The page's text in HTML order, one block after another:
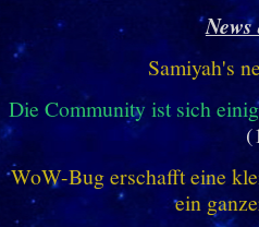
Samiyah's
Die Community ist sich
WoW-Bug erschafft eine
ein